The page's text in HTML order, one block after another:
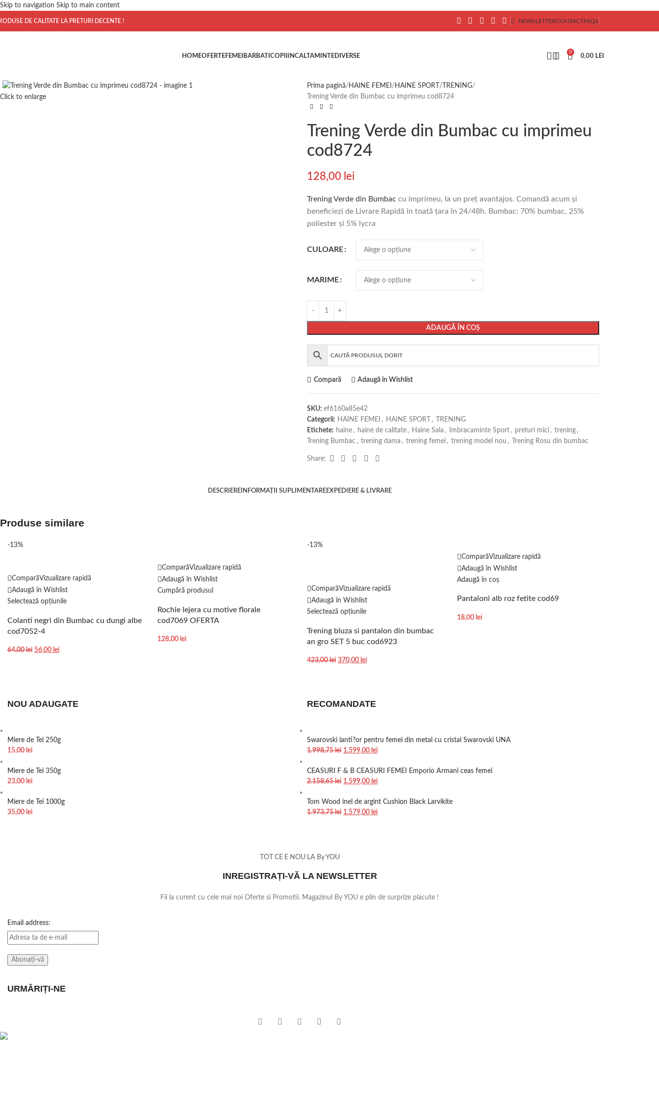
Skip to navigation Skip to main content
DE CALITATE LA PRETURI DECENTE ! NEWSLETTERCONTACTFAQS
HOMEOFERTEFEMEI BARBATI COPII INCALTAMINTEDIVERSE
0
0,00 LEI
Click to enlarge
Prima pagină HAINE FEMEI HAINE SPORT
TRENING
Trening Verde din Bumbac cu imprimeu cod8724
Trening Verde din Bumbac cu imprimeu
cod8724
128,00 lei
Trening Verde din Bumbac cu imprimeu, la un preț avantajos. Comandă acum și
beneficiezi de Livrare Rapidă în toată țara în 24/48h. Bumbac: 70% bumbac, 25%
poliester şi 5% lycra
CULOARE
MARIME
ADAUGĂ ÎN COȘ
Compară Adaugă în Wishlist
SKU: ef6160a85e42
Categorii: HAINE FEMEI , HAINE SPORT ,
TRENING
Etichete: haine , haine de calitate , Haine Sala , Imbracaminte Sport , preturi mici , trening ,
Trening Bumbac , trening dama , trening femei , trening model nou , Trening Rosu din bumbac
Share:
DESCRIEREINFORMAȚII SUPLIMENTAREEXPEDIERE & LIVRARE
Produse similare
-13%
ComparăVizualizare rapidă
Adaugă în Wishlist
Selectează opțiunile
Colanti negri din Bumbac cu dungi albe
cod7052-4
64,00lei 56,00 lei
ComparăVizualizare rapidă
Adaugă în Wishlist
Cumpără produsul
Rochie lejera cu motive florale
cod7069 OFERTA
128,00 lei
-13%
ComparăVizualizare rapidă
Adaugă în Wishlist
Selectează opțiunile
Trening bluza si pantalon din bumbac
an gro SET 5 buc cod6923
423,00lei 370,00 lei
ComparăVizualizare rapidă
Adaugă în Wishlist
Adaugă în coș
Pantaloni alb roz fetite cod69
18,00 lei
NOU ADAUGATE
Miere de Tei 250g
15,00 lei
Miere de Tei 350g
23,00 lei
Miere de Tei 1000g
35,00 lei
RECOMANDATE
Swarovski lanti?or pentru femei din metal cu cristal Swarovski UNA
1.998,75lei 1.599,00 lei
CEASURI F & B CEASURI FEMEI Emporio Armani ceas femei
2.158,65lei 1.599,00 lei
Tom Wood inel de argint Cushion Black Larvikite
1.973,75lei 1.579,00 lei
TOT CE E NOU LA By YOU
INREGISTRAȚI-VĂ LA NEWSLETTER
Fii la curent cu cele mai noi Oferte si Promotii. Magazinul By YOU e plin de surprize placute !
Email address:
URMĂRIȚI-NE